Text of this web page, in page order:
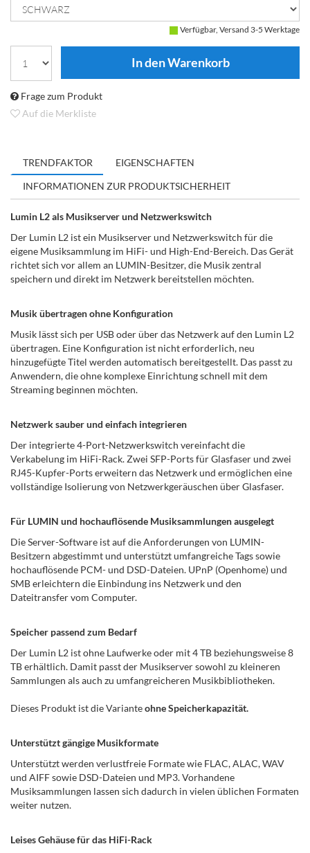
Verfügbar, Versand 3-5 Werktage
Frage zum Produkt
Auf die Merkliste
TRENDFAKTOR
EIGENSCHAFTEN
INFORMATIONEN ZUR PRODUKTSICHERHEIT
Lumin L2 als Musikserver und Netzwerkswitch
Der Lumin L2 ist ein Musikserver und Netzwerkswitch für die
eigene Musiksammlung im HiFi- und High-End-Bereich. Das Gerät
richtet sich vor allem an LUMIN-Besitzer, die Musik zentral
speichern und direkt im Netzwerk bereitstellen möchten.
Musik übertragen ohne Konfiguration
Musik lässt sich per USB oder über das Netzwerk auf den Lumin L2
übertragen. Eine Konfiguration ist nicht erforderlich, neu
hinzugefügte Titel werden automatisch bereitgestellt. Das passt zu
Anwendern, die ohne komplexe Einrichtung schnell mit dem
Streaming beginnen möchten.
Netzwerk sauber und einfach integrieren
Der integrierte 4-Port-Netzwerkswitch vereinfacht die
Verkabelung im HiFi-Rack. Zwei SFP-Ports für Glasfaser und zwei
RJ45-Kupfer-Ports erweitern das Netzwerk und ermöglichen eine
vollständige Isolierung von Netzwerkgeräuschen über Glasfaser.
Für LUMIN und hochauflösende Musiksammlungen ausgelegt
Die Server-Software ist auf die Anforderungen von LUMIN-
Besitzern abgestimmt und unterstützt umfangreiche Tags sowie
hochauflösende PCM- und DSD-Dateien. UPnP (Openhome) und
SMB erleichtern die Einbindung ins Netzwerk und den
Dateitransfer vom Computer.
Speicher passend zum Bedarf
Der Lumin L2 ist ohne Laufwerke oder mit 4 TB beziehungsweise 8
TB erhältlich. Damit passt der Musikserver sowohl zu kleineren
Sammlungen als auch zu umfangreicheren Musikbibliotheken.
Dieses Produkt ist die VarianteohneSpeicherkapazität.
Unterstützt gängige Musikformate
Unterstützt werden verlustfreie Formate wie FLAC, ALAC, WAV
und AIFF sowie DSD-Dateien und MP3. Vorhandene
Musiksammlungen lassen sich dadurch in vielen üblichen Formaten
weiter nutzen.
Leises Gehäuse für das HiFi-Rack